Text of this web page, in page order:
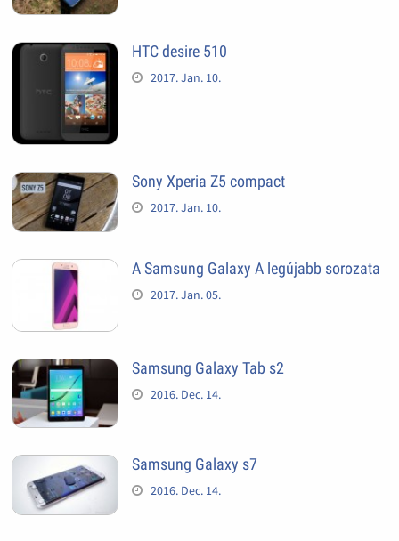
HTC desire 510
2017. Jan. 10.
Sony Xperia Z5 compact
2017. Jan. 10.
A Samsung Galaxy A legújabb sorozata
2017. Jan. 05.
Samsung Galaxy Tab s2
2016. Dec. 14.
Samsung Galaxy s7
2016. Dec. 14.